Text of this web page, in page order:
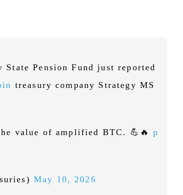
Pension Fund just reported
treasury company Strategy MS
value of amplified BTC. 💪🔥p
May 10, 2026